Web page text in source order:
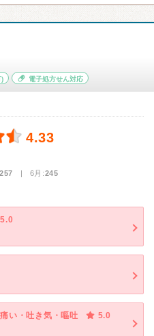
電子処方せん対応
4.33
257 | 6月:245
5.0
い・吐き気・嘔吐
5.0